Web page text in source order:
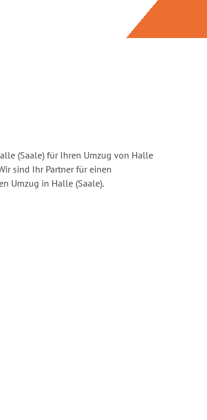
(Saale) für Ihren Umzug von Halle
sind Ihr Partner für einen
Umzug in Halle (Saale).